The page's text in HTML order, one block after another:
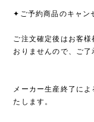
✦ご予約商品のキャン
ご注文確定後はお客
おりませんので、ご了
メーカー生産終了に
たします。